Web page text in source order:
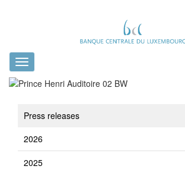
Toggle
navigation
Press releases
2026
2025